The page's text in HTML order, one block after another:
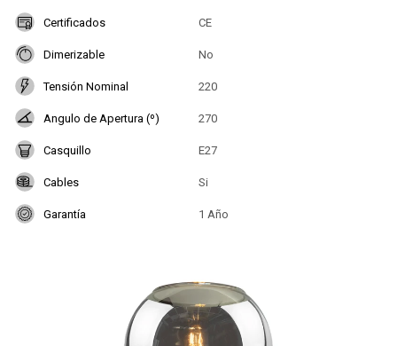
Certificados CE
Dimerizable No
Tensión Nominal 220
Angulo de Apertura (º) 270
Casquillo E27
Cables Si
Garantía 1 Año